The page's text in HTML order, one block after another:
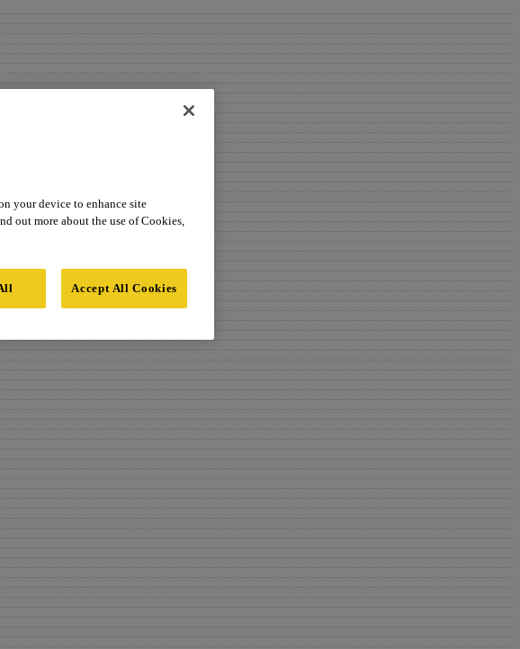
your device to enhance site
out more about the use of Cookies,
Accept All Cookies